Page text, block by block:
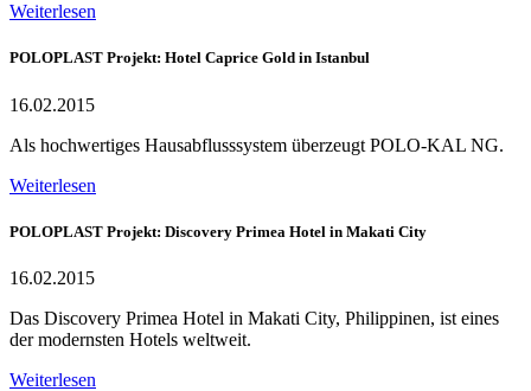
Weiterlesen
POLOPLAST Projekt: Hotel Caprice Gold in Istanbul
16.02.2015
Als hochwertiges Hausabflusssystem überzeugt POLO-KAL NG.
Weiterlesen
POLOPLAST Projekt: Discovery Primea Hotel in Makati City
16.02.2015
Das Discovery Primea Hotel in Makati City, Philippinen, ist eines
der modernsten Hotels weltweit.
Weiterlesen